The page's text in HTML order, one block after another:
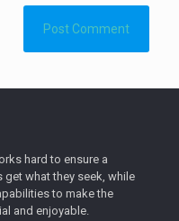
hard to ensure a
get what they seek, while
to make the
and enjoyable.